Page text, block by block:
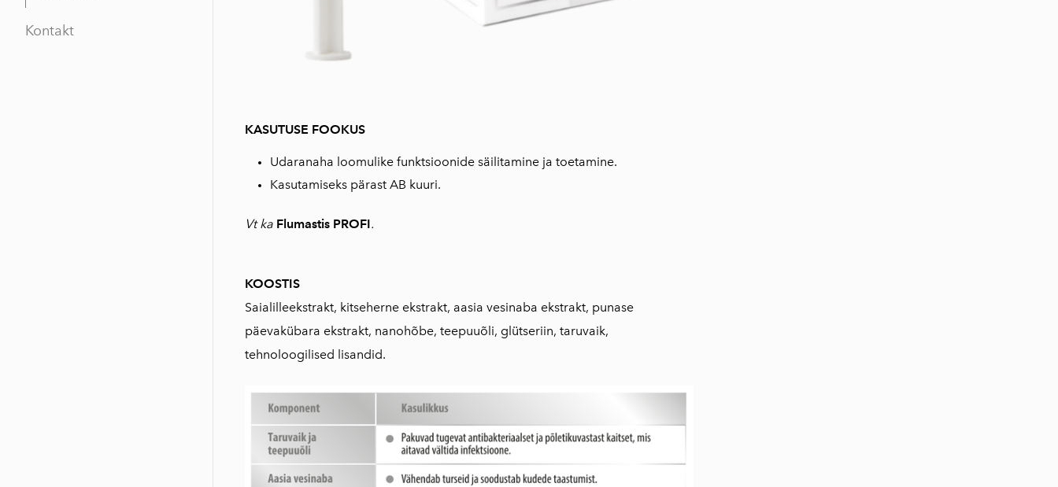
Kontakt
KASUTUSE FOOKUS
Udaranaha loomulike funktsioonide säilitamine ja toetamine.
Kasutamiseks pärast AB kuuri.
Vt ka Flumastis PROFI.
KOOSTIS
Saialilleekstrakt, kitseherne ekstrakt, aasia vesinaba ekstrakt, punase
päevakübara ekstrakt, nanohõbe, teepuuõli, glütseriin, taruvaik,
tehnoloogilised lisandid.